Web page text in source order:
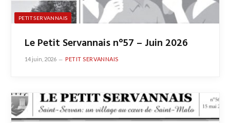
PETIT SERVANNAIS
Le Petit Servannais n°57 – Juin 2026
14 juin, 2026 PETIT SERVANNAIS